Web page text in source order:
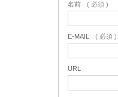
名前 ( 必須 )
E-MAIL ( 必須 )
URL